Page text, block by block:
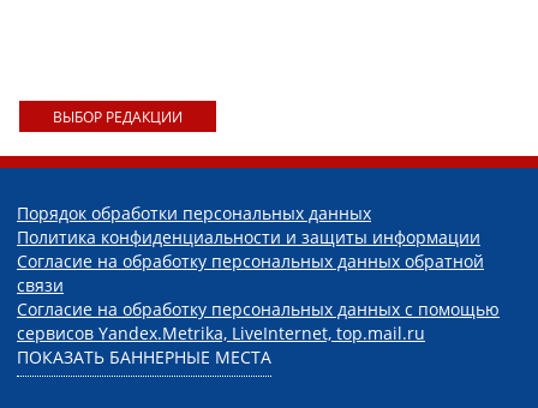
ВЫБОР РЕДАКЦИИ
Порядок обработки персональных данных
Политика конфиденциальности и защиты информации
Согласие на обработку персональных данных обратной
связи
Согласие на обработку персональных данных с помощью
сервисов Yandex.Metrika, LiveInternet, top.mail.ru
ПОКАЗАТЬ БАННЕРНЫЕ МЕСТА